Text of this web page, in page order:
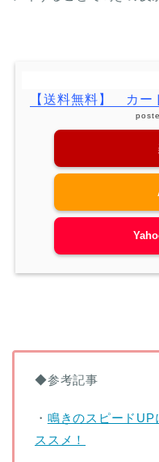
【送料無料】 カ
◆参考記事
・ 鳴きのスピード
ススメ！